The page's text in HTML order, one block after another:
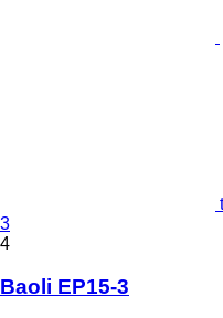
3
4
Baoli EP15-3